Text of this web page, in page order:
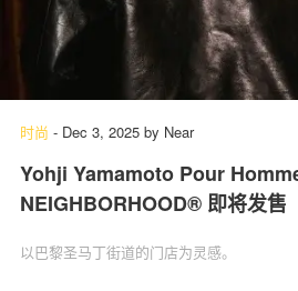
时尚 - Dec 3, 2025 by Near
Yohji Yamamoto Pour
NEIGHBORHOOD®⁠ 即将发售
以巴黎圣马丁街道的门店为灵感。